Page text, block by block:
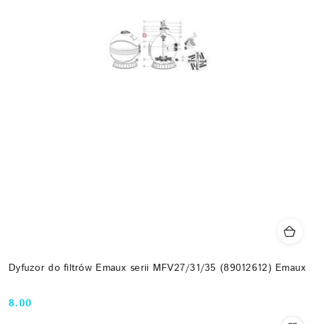
Dyfuzor do filtrów Emaux serii MFV27/31/35 (89012612) Emaux
Cena:
8.00